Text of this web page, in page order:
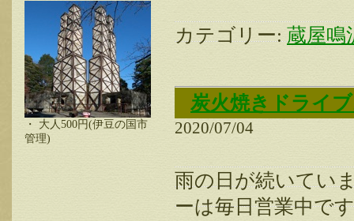
・ 大人500円(伊豆の国市
管理)
カテゴリー: 蔵屋鳴
炭火焼きドライ
2020/07/04
雨の日が続いてい
ーは毎日営業中で